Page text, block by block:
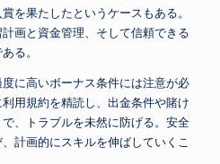
を果たしたというケースもある。
画と資金管理、そして信頼できる
る。
に高いボーナス条件には注意が必
用規約を精読し、出金条件や賭け
、トラブルを未然に防げる。安全
計画的にスキルを伸ばしていくこ